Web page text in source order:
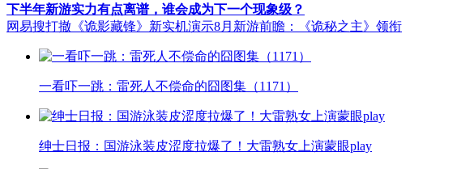
下半年新游实力有点离谱，谁会成为下一个现象级？
网易搜打撤《诡影藏锋》新实机演示8月新游前瞻：《诡秘之主》领衔
一看吓一跳：雷死人不偿命的囧图集（1171）
绅士日报：国游泳装皮涩度拉爆了！大雷熟女上演蒙眼play